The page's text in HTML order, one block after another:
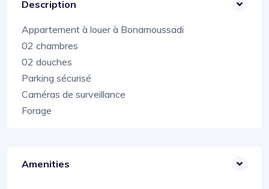
Description
Appartement à louer à Bonamoussadi
02 chambres
02 douches
Parking sécurisé
Caméras de surveillance
Forage
Amenities